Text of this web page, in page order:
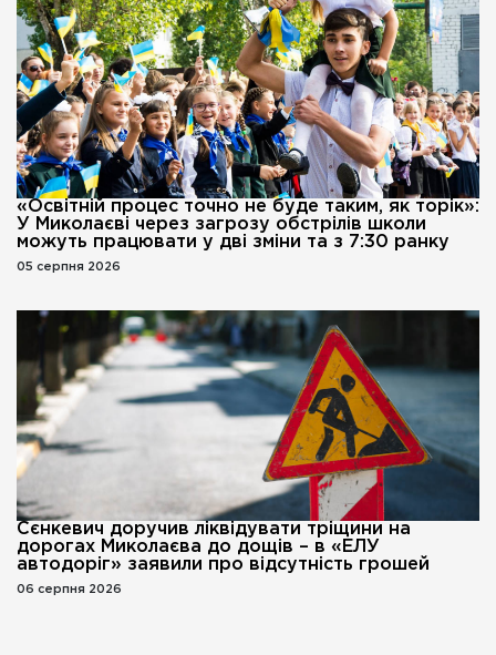
«Освітній процес точно не буде таким, як торік»:
У Миколаєві через загрозу обстрілів школи
можуть працювати у дві зміни та з 7:30 ранку
05 серпня 2026
Сєнкевич доручив ліквідувати тріщини на
дорогах Миколаєва до дощів – в «ЕЛУ
автодоріг» заявили про відсутність грошей
06 серпня 2026